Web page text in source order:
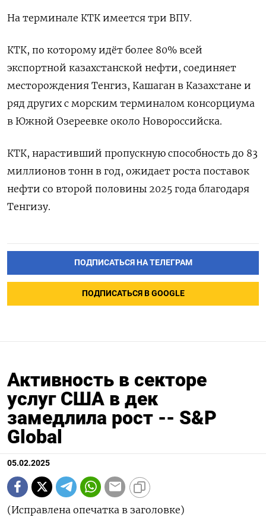
На терминале КТК имеется три ВПУ.
КТК, по которому идёт более 80% всей
экспортной казахстанской нефти, соединяет
месторождения Тенгиз, Кашаган в Казахстане и
ряд других с морским терминалом консорциума
в Южной Озереевке около Новороссийска.
КТК, нарастивший пропускную способность до 83
миллионов тонн в год, ожидает роста поставок
нефти со второй половины 2025 года благодаря
Тенгизу.
ПОДПИСАТЬСЯ НА ТЕЛЕГРАМ
ПОДПИСАТЬСЯ В GOOGLE
Активность в секторе
услуг США в дек
замедлила рост -- S&P
Global
05.02.2025
(Исправлена опечатка в заголовке)